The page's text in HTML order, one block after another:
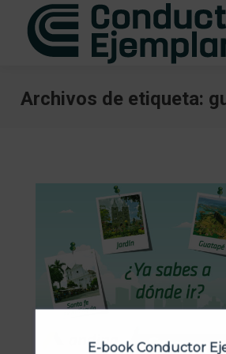
Archivos de etiqueta:
E-book Conductor